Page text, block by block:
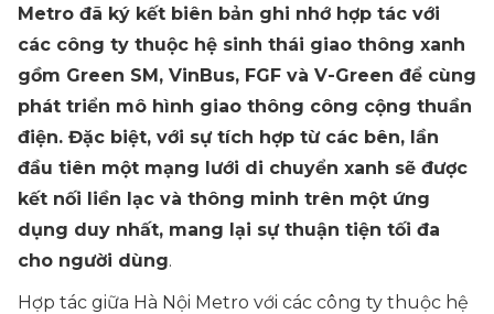
Metro đã ký kết biên bản ghi nhớ hợp tác với
các công ty thuộc hệ sinh thái giao thông xanh
gồm Green SM, VinBus, FGF và V-Green để cùng
phát triển mô hình giao thông công cộng thuần
điện. Đặc biệt, với sự tích hợp từ các bên, lần
đầu tiên một mạng lưới di chuyển xanh sẽ được
kết nối liền lạc và thông minh trên một ứng
dụng duy nhất, mang lại sự thuận tiện tối đa
cho người dùng.
Hợp tác giữa Hà Nội Metro với các công ty thuộc hệ